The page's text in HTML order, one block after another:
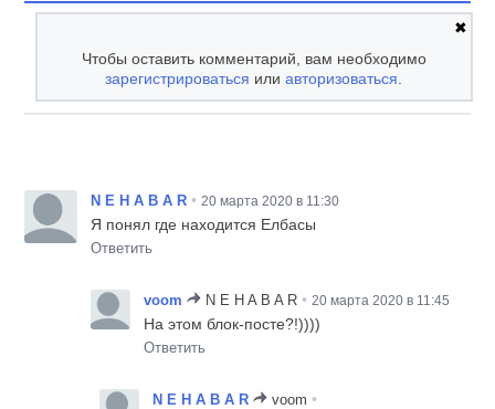
✖
Чтобы оставить комментарий, вам необходимо
зарегистрироваться илиавторизоваться
N E H A B A R • 20 марта 2020 в 11:30
Я понял где находится Елбасы
Ответить
voom N E H A B A R • 20 марта 2020 в 11:45
На этом блок-посте?!))))
Ответить
N E H A B A R voom •